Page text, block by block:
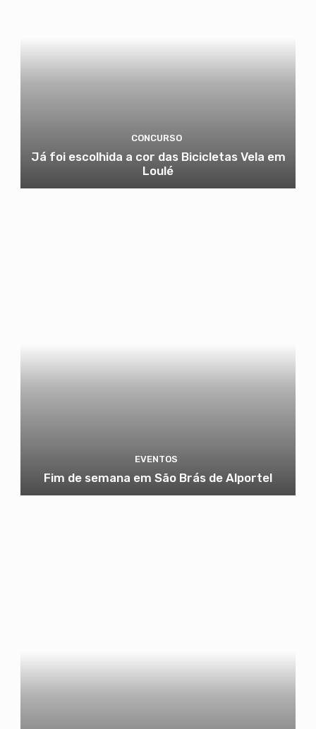
CONCURSO
Já foi escolhida a cor das Bicicletas Vela em
Loulé
EVENTOS
Fim de semana em São Brás de Alportel